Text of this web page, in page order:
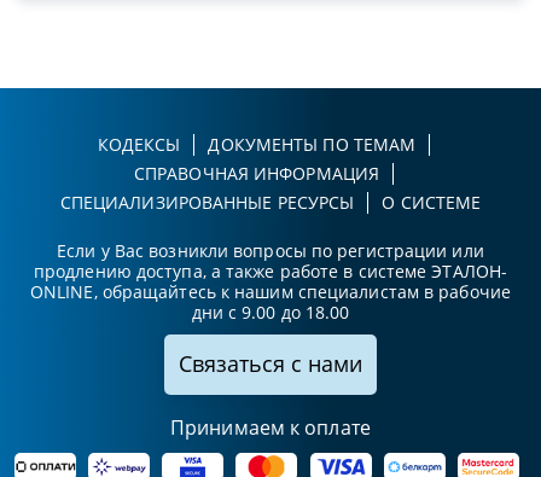
КОДЕКСЫ
ДОКУМЕНТЫ ПО ТЕМАМ
СПРАВОЧНАЯ ИНФОРМАЦИЯ
СПЕЦИАЛИЗИРОВАННЫЕ РЕСУРСЫ
О СИСТЕМЕ
Если у Вас возникли вопросы по регистрации или
продлению доступа, а также работе в системе ЭТАЛОН-
ONLINE, обращайтесь к нашим специалистам в рабочие
дни с 9.00 до 18.00
Связаться с нами
Принимаем к оплате